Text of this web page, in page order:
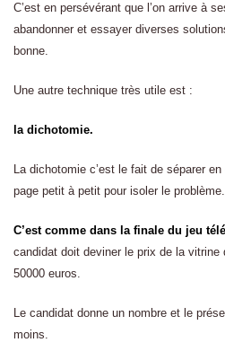
C’est en persévérant que l’on arrive à
abandonner et essayer diverses
bonne.
Une autre technique très utile est :
la dichotomie.
La dichotomie c’est le fait de séparer
page petit à petit pour isoler le problème.
C’est comme dans la finale du jeu
candidat doit deviner le prix de la vitrine
50000 euros.
Le candidat donne un nombre et le
moins.